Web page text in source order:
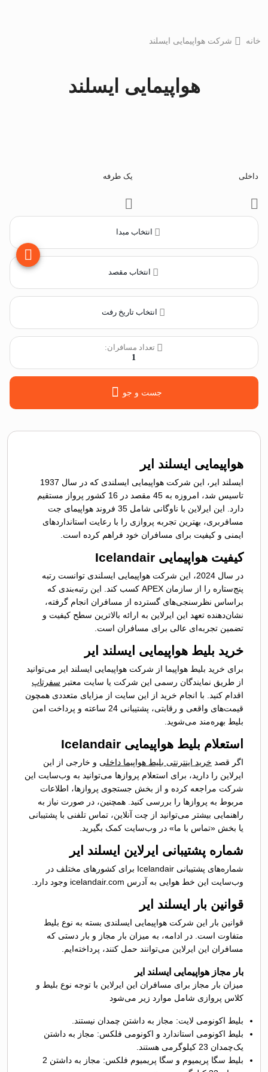
خانه شرکت هواپیمایی ایسلند
هواپیمایی ایسلند
داخلی یک طرفه
انتخاب مبدا
انتخاب مقصد
تعداد مسافران:
1
جست و جو
هواپیمایی ایسلند ایر
ایسلند ایر، این شرکت هواپیمایی ایسلندی که در سال 1937
تاسیس شد، امروزه به 45 مقصد در 16 کشور پرواز مستقیم
دارد. این ایرلاین با ناوگانی شامل 35 فروند هواپیمای جت
مسافربری، بهترین تجربه پروازی را با رعایت استانداردهای
ایمنی و کیفیت برای مسافران خود فراهم کرده است.
کیفیت هواپیمایی Icelandair
در سال 2024، این شرکت هواپیمایی ایسلندی توانست رتبه
پنج‌ستاره را از سازمان APEX کسب کند. این رتبه‌بندی که
براساس نظرسنجی‌های گسترده از مسافران انجام گرفته،
نشان‌دهنده تعهد این ایرلاین به ارائه بالاترین سطح کیفیت و
تضمین تجربه‌ای عالی برای مسافران است.
خرید بلیط هواپیمایی ایسلند ایر
برای خرید بلیط هواپیما از شرکت هواپیمایی ایسلند ایر می‌توانید
از طریق نمایندگان رسمی این شرکت یا سایت معتبر سفرتاپ
اقدام کنید. با انجام خرید از این سایت از مزایای متعددی همچون
قیمت‌های واقعی و رقابتی، پشتیبانی 24 ساعته و پرداخت امن
بلیط بهره‌مند می‌شوید.
استعلام بلیط هواپیمایی Icelandair
اگر قصد خرید اینترنتی بلیط هواپیما داخلی و خارجی از این
ایرلاین را دارید، برای استعلام پروازها می‌توانید به وب‌سایت این
شرکت مراجعه کرده و از بخش جستجوی پروازها، اطلاعات
مربوط به پروازها را بررسی کنید. همچنین، در صورت نیاز به
راهنمایی بیشتر می‌توانید از چت آنلاین، تماس تلفنی با پشتیبانی
یا بخش «تماس با ما» در وب‌سایت کمک بگیرید.
شماره پشتیبانی ایرلاین ایسلند ایر‌‌
شماره‌های پشتیبانی Icelandair برای کشورهای مختلف در
وب‌سایت این خط هوایی به آدرس icelandair.com وجود دارد.
قوانین بار ایسلند ایر
قوانین بار این شرکت هواپیمایی ایسلندی بسته به نوع بلیط
متفاوت است. در ادامه، به میزان بار مجاز و بار دستی که
مسافران این ایرلاین می‌توانند حمل کنند، پرداخته‌ایم.
بار مجاز هواپیمایی ایسلند ایر
میزان بار مجاز برای مسافران این ایرلاین با توجه نوع بلیط و
کلاس پروازی شامل موارد زیر می‌شود
بلیط اکونومی لایت: مجاز به داشتن چمدان نیستند.
بلیط اکونومی استاندارد و اکونومی فلکس: مجاز به داشتن
یک‌چمدان 23 کیلوگرمی هستند.
بلیط سگا پریمیوم و سگا پریمیوم فلکس: مجاز به داشتن 2